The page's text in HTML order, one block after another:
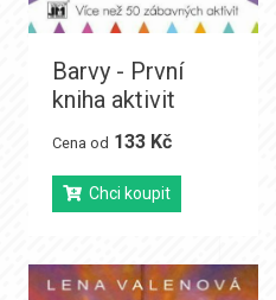
Barvy - První
kniha aktivit
Cena od 133 Kč
Chci koupit